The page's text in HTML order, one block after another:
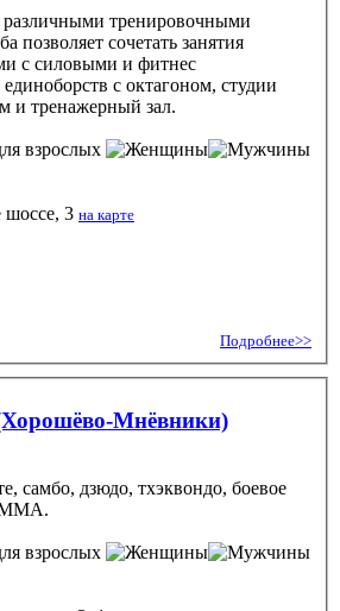
различными тренировочными
позволяет сочетать занятия
с силовыми и фитнес
с октагоном, студии
и тренажерный зал.
взрослых
3 на карте
Подробнее>>
Мнёвники)
самбо, дзюдо, тхэквондо, боевое
ММА.
взрослых